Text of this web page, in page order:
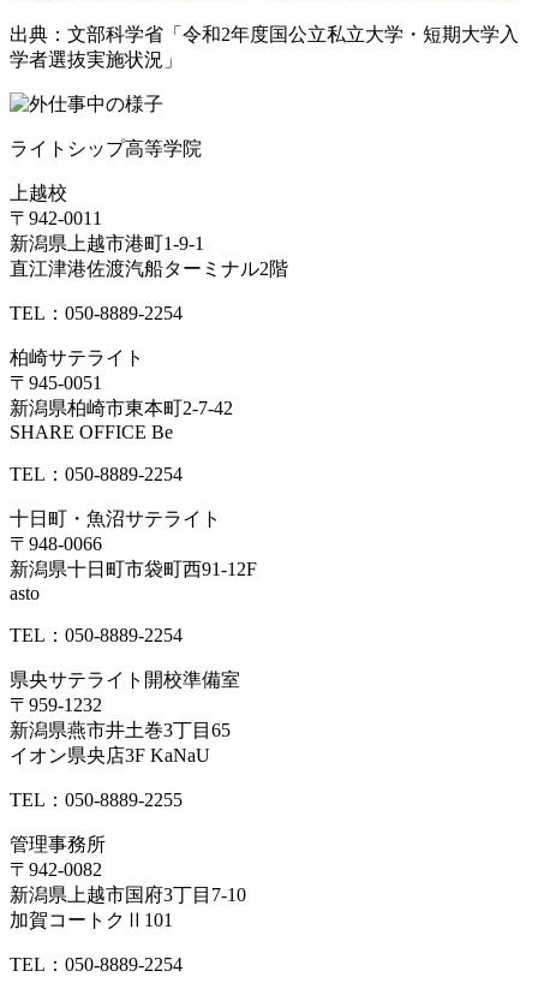
出典：文部科学省「令和2年度国公立私立大学・短期大学入
学者選抜実施状況」
ライトシップ高等学院
上越校
〒942-0011
新潟県上越市港町1-9-1
直江津港佐渡汽船ターミナル2階
TEL：050-8889-2254
柏崎サテライト
〒945-0051
新潟県柏崎市東本町2-7-42
SHARE OFFICE Be
TEL：050-8889-2254
十日町・魚沼サテライト
〒948-0066
新潟県十日町市袋町西91-12F
asto
TEL：050-8889-2254
県央サテライト開校準備室
〒959-1232
新潟県燕市井土巻3丁目65
イオン県央店3F KaNaU
TEL：050-8889-2255
管理事務所
〒942-0082
新潟県上越市国府3丁目7-10
加賀コートクⅡ101
TEL：050-8889-2254